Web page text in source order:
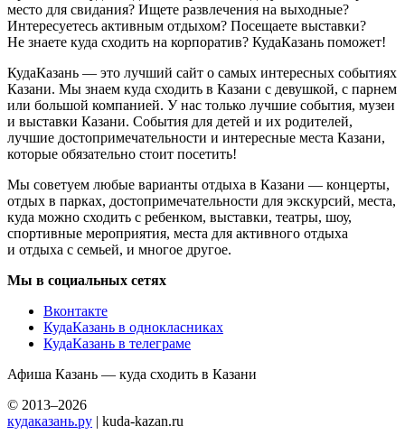
место для свидания? Ищете развлечения на выходные?
Интересуетесь активным отдыхом? Посещаете выставки?
Не знаете куда сходить на корпоратив? КудаКазань поможет!
КудаКазань — это лучший сайт о самых интересных событиях
Казани. Мы знаем куда сходить в Казани с девушкой, с парнем
или большой компанией. У нас только лучшие события, музеи
и выставки Казани. События для детей и их родителей,
лучшие достопримечательности и интересные места Казани,
которые обязательно стоит посетить!
Мы советуем любые варианты отдыха в Казани — концерты,
отдых в парках, достопримечательности для экскурсий, места,
куда можно сходить с ребенком, выставки, театры, шоу,
спортивные мероприятия, места для активного отдыха
и отдыха с семьей, и многое другое.
Мы в социальных сетях
Вконтакте
КудаКазань в однокласниках
КудаКазань в телеграме
Афиша Казань — куда сходить в Казани
© 2013–2026
кудаказань.ру | kuda-kazan.ru